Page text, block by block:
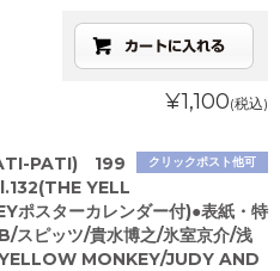
¥1,100(税込)
クリックポスト他可
PATI) 199
YELL
ポスターカレンダー付)●表紙・特
スピッツ/貴水博之/氷室京介/浅
MONKEY/JUDY AND